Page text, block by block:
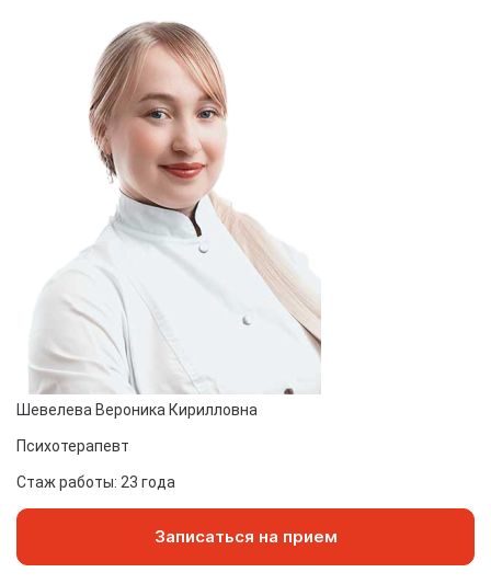
Шевелева Вероника Кирилловна
Психотерапевт
Стаж работы: 23 года
Записаться на прием